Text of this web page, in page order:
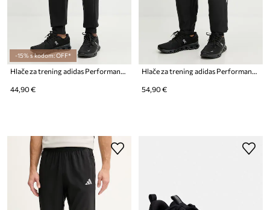
-15% s kodom: OFF*
Hlače za trening adidas Performance Entrada26
44,90 €
Hlače za trening adidas Performance Tiro26
54,90 €